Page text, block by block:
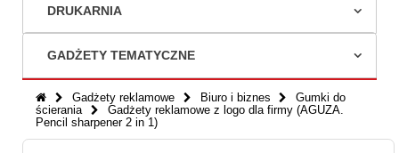
DRUKARNIA
GADŻETY TEMATYCZNE
Gadżety reklamowe Biuro i biznes
Gumki do
ścierania
Gadżety reklamowe z logo dla firmy (AGUZA.
Pencil sharpener 2 in 1)